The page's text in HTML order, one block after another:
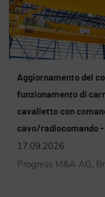
Sicurezza sul
Impianti elettrici -
20.11.2026